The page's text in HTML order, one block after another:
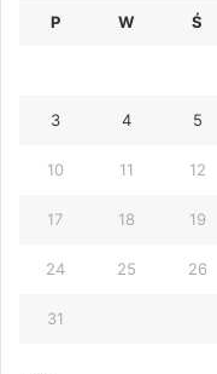
P W Ś
3 4 5
10 11 12
17 18 19
24 25 26
31